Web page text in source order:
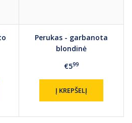
Perukas - garbanota
blondinė
€599
Į KREPŠELĮ